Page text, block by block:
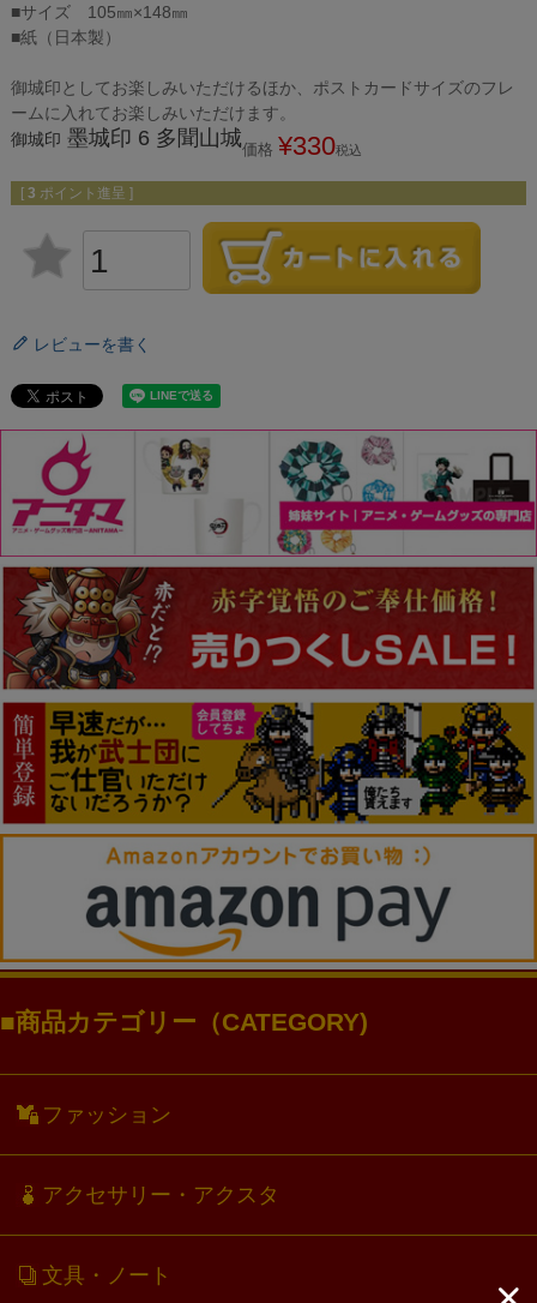
■サイズ 105㎜×148㎜
■紙（日本製）
御城印としてお楽しみいただけるほか、ポストカードサイズのフレ
ームに入れてお楽しみいただけます。
御城印 墨城印 6 多聞山城価格 ¥330税込
[ 3 ポイント進呈 ]
レビューを書く
商品カテゴリー（CATEGORY)
ファッション
アクセサリー・アクスタ
文具・ノート